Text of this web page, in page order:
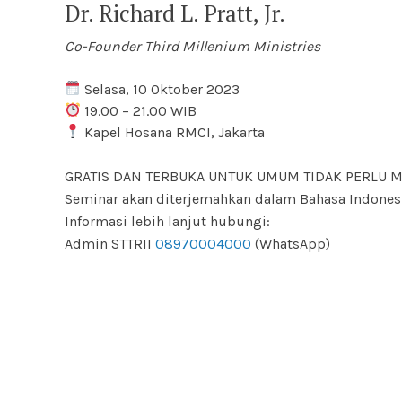
Dr. Richard L. Pratt, Jr.
Co-Founder Third Millenium Ministries
Selasa, 10 Oktober 2023
19.00 – 21.00 WIB
Kapel Hosana RMCI, Jakarta
GRATIS DAN TERBUKA UNTUK UMUM TIDAK PERLU
Seminar akan diterjemahkan dalam Bahasa
Informasi lebih lanjut hubungi:
Admin STTRII 08970004000 (WhatsApp)